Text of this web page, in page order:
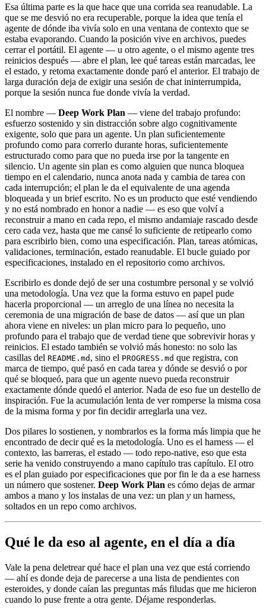
Esa última parte es la que hace que una corrida sea reanudable. La
que se me desvió no era recuperable, porque la idea que tenía el
agente de dónde iba vivía solo en una ventana de contexto que se
estaba evaporando. Cuando la posición vive en archivos, puedes
cerrar el portátil. El agente — u otro agente, o el mismo agente tres
reinicios después — abre el plan, lee qué tareas están marcadas, lee
el estado, y retoma exactamente donde paró el anterior. El trabajo de
larga duración deja de exigir una sesión de chat ininterrumpida,
porque la sesión nunca fue donde vivía la verdad.
El nombre — Deep Work Plan — viene del trabajo profundo:
esfuerzo sostenido y sin distracción sobre algo cognitivamente
exigente, solo que para un agente. Un plan suficientemente
profundo como para correrlo durante horas, suficientemente
estructurado como para que no pueda irse por la tangente en
silencio. Un agente sin plan es como alguien que nunca bloquea
tiempo en el calendario, nunca anota nada y cambia de tarea con
cada interrupción; el plan le da el equivalente de una agenda
bloqueada y un brief escrito. No es un producto que esté vendiendo
y no está nombrado en honor a nadie — es eso que volví a
reconstruir a mano en cada repo, el mismo andamiaje rascado desde
cero cada vez, hasta que me cansé lo suficiente de retipearlo como
para escribirlo bien, como una especificación. Plan, tareas atómicas,
validaciones, terminación, estado reanudable. El bucle guiado por
especificaciones, instalado en el repositorio como archivos.
Escribirlo es donde dejó de ser una costumbre personal y se volvió
una metodología. Una vez que la forma estuvo en papel pude
hacerla proporcional — un arreglo de una línea no necesita la
ceremonia de una migración de base de datos — así que un plan
ahora viene en niveles: un plan micro para lo pequeño, uno
profundo para el trabajo que de verdad tiene que sobrevivir horas y
reinicios. El estado también se volvió más honesto: no solo las
casillas del README.md , sino el PROGRESS.md que registra, con
marca de tiempo, qué pasó en cada tarea y dónde se desvió o por
qué se bloqueó, para que un agente nuevo pueda reconstruir
exactamente dónde quedó el anterior. Nada de eso fue un destello de
inspiración. Fue la acumulación lenta de ver romperse la misma cosa
de la misma forma y por fin decidir arreglarla una vez.
Dos pilares lo sostienen, y nombrarlos es la forma más limpia que he
encontrado de decir qué es la metodología. Uno es el harness — el
contexto, las barreras, el estado — todo repo-native, eso que esta
serie ha venido construyendo a mano capítulo tras capítulo. El otro
es el plan guiado por especificaciones que por fin le da a ese harness
un número que sostener. Deep Work Plan es cómo dejas de armar
ambos a mano y los instalas de una vez: un plan y un harness,
soltados en un repo como archivos.
Qué le da eso al agente, en el día a día
Vale la pena deletrear qué hace el plan una vez que está corriendo
— ahí es donde deja de parecerse a una lista de pendientes con
esteroides, y donde caían las preguntas más filudas que me hicieron
cuando lo puse frente a otra gente. Déjame responderlas.